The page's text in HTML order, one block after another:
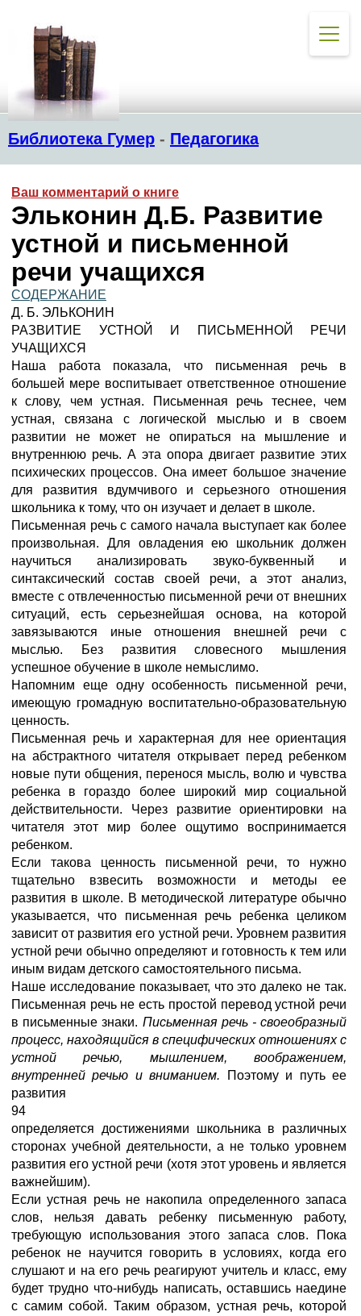
Библиотека Гумер - Педагогика
Ваш комментарий о книге
Эльконин Д.Б. Развитие
устной и письменной
речи учащихся
СОДЕРЖАНИЕ
Д. Б. ЭЛЬКОНИН
РАЗВИТИЕ УСТНОЙ И ПИСЬМЕННОЙ РЕЧИ
УЧАЩИХСЯ
Наша работа показала, что письменная речь в
большей мере воспитывает ответственное отношение
к слову, чем устная. Письменная речь теснее, чем
устная, связана с логической мыслью и в своем
развитии не может не опираться на мышление и
внутреннюю речь. А эта опора двигает развитие этих
психических процессов. Она имеет большое значение
для развития вдумчивого и серьезного отношения
школьника к тому, что он изучает и делает в школе.
Письменная речь с самого начала выступает как более
произвольная. Для овладения ею школьник должен
научиться анализировать звуко-буквенный и
синтаксический состав своей речи, а этот анализ,
вместе с отвлеченностью письменной речи от внешних
ситуаций, есть серьезнейшая основа, на которой
завязываются иные отношения внешней речи с
мыслью. Без развития словесного мышления
успешное обучение в школе немыслимо.
Напомним еще одну особенность письменной речи,
имеющую громадную воспитательно-образовательную
ценность.
Письменная речь и характерная для нее ориентация
на абстрактного читателя открывает перед ребенком
новые пути общения, перенося мысль, волю и чувства
ребенка в гораздо более широкий мир социальной
действительности. Через развитие ориентировки на
читателя этот мир более ощутимо воспринимается
ребенком.
Если такова ценность письменной речи, то нужно
тщательно взвесить возможности и методы ее
развития в школе. В методической литературе обычно
указывается, что письменная речь ребенка целиком
зависит от развития его устной речи. Уровнем развития
устной речи обычно определяют и готовность к тем или
иным видам детского самостоятельного письма.
Наше исследование показывает, что это далеко не так.
Письменная речь не есть простой перевод устной речи
в письменные знаки. Письменная речь - своеобразный
процесс, находящийся в специфических отношениях с
устной речью, мышлением, воображением,
внутренней речью и вниманием. Поэтому и путь ее
развития
94
определяется достижениями школьника в различных
сторонах учебной деятельности, а не только уровнем
развития его устной речи (хотя этот уровень и является
важнейшим).
Если устная речь не накопила определенного запаса
слов, нельзя давать ребенку письменную работу,
требующую использования этого запаса слов. Пока
ребенок не научится говорить в условиях, когда его
слушают и на его речь реагируют учитель и класс, ему
будет трудно что-нибудь написать, оставшись наедине
с самим собой. Таким образом, устная речь, которой